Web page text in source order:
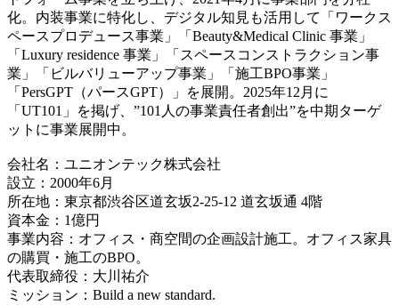
会社概要
2000年6月にクロス・床等内装仕上げ工事業として設立。オ
フィスやショップを中心にブランディング・設計デザイン・
施工をトータルでプロデュースする空間創造事業を展開し、
10,000件以上の施工実績を持つ。2016年に建設業界のプラッ
トフォーム事業を立ち上げ、2021年4月に事業部門を分社
化。内装事業に特化し、デジタル知見も活用して「ワークス
ペースプロデュース事業」「Beauty&Medical Clinic 事業」
「Luxury residence 事業」「スペースコンストラクション事
業」「ビルバリューアップ事業」「施工BPO事業」
「PersGPT（パースGPT）」を展開。2025年12月に
「UT101」を掲げ、”101人の事業責任者創出”を中期ターゲ
ットに事業展開中。